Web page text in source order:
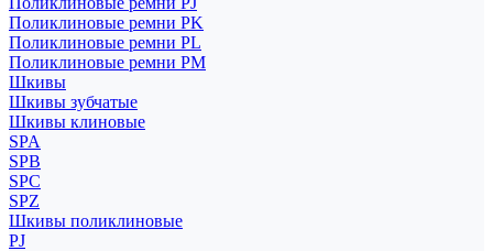
Поликлиновые ремни PK
Поликлиновые ремни PL
Поликлиновые ремни PM
Шкивы
Шкивы зубчатые
Шкивы клиновые
SPA
SPB
SPC
SPZ
Шкивы поликлиновые
PJ